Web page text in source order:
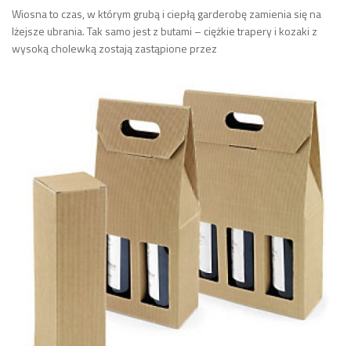
Wiosna to czas, w którym grubą i ciepłą garderobę zamienia się na
lżejsze ubrania. Tak samo jest z butami – ciężkie trapery i kozaki z
wysoką cholewką zostają zastąpione przez